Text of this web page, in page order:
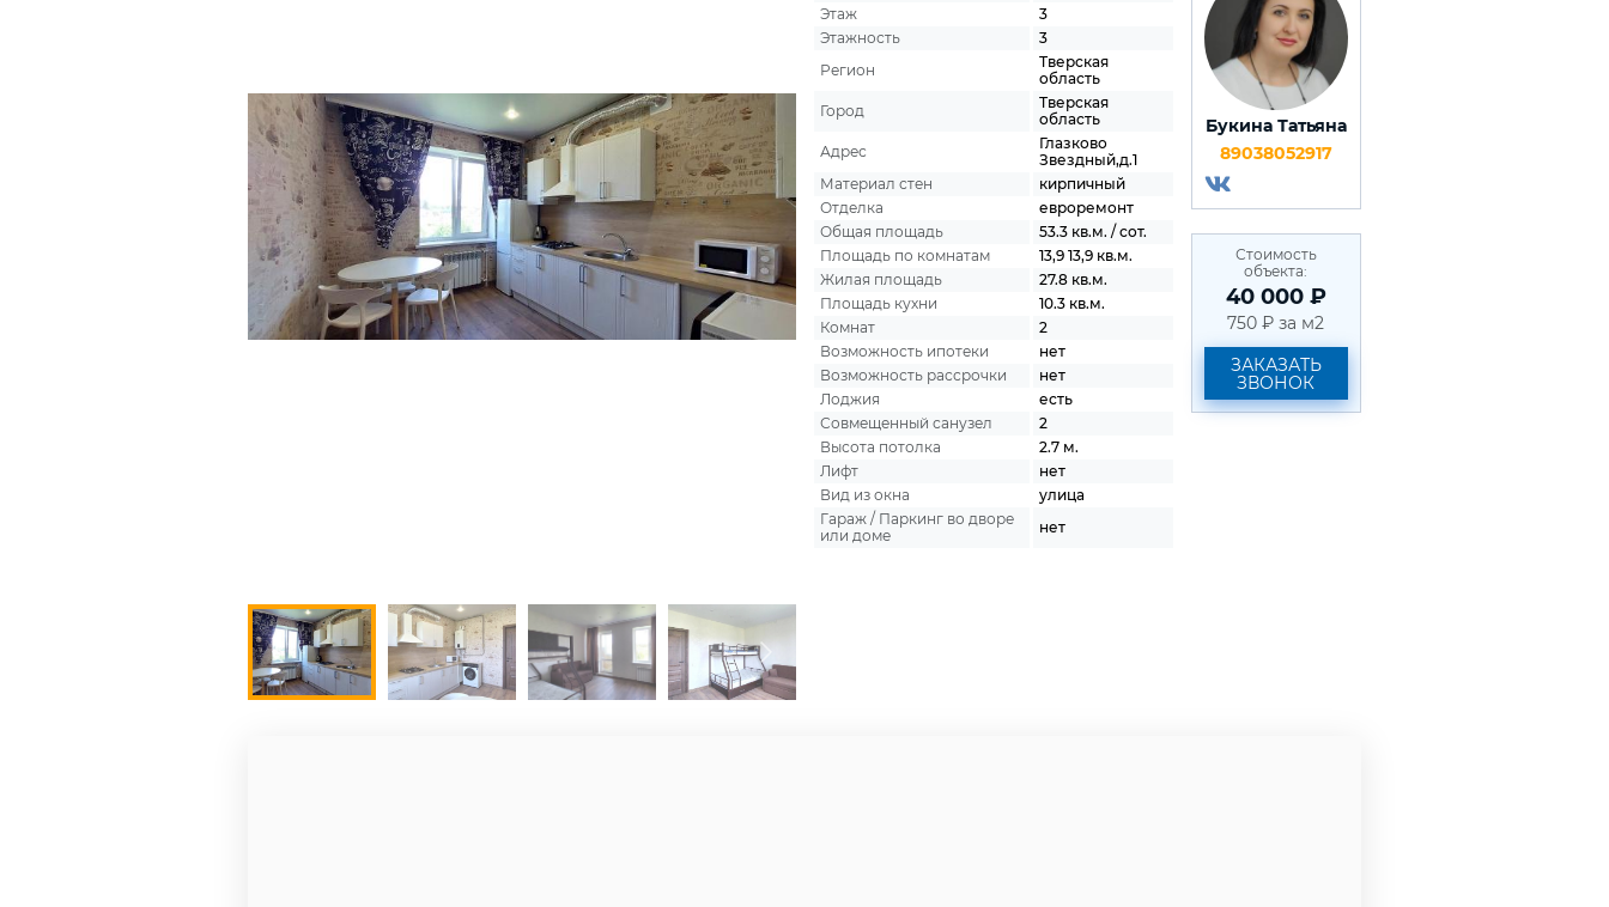
Этаж
3
Этажность
3
Регион
Тверская
область
Город
Тверская
область
Адрес
Глазково
Звездный,д.1
Материал стен
кирпичный
Отделка
евроремонт
Общая площадь
53.3 кв.м. / сот.
Площадь по комнатам
13,9 13,9 кв.м.
Жилая площадь
27.8 кв.м.
Площадь кухни
10.3 кв.м.
Комнат
2
Возможность ипотеки
нет
Возможность рассрочки
нет
Лоджия
есть
Совмещенный санузел
2
Высота потолка
2.7 м.
Лифт
нет
Вид из окна
улица
Гараж / Паркинг во дворе
или доме
нет
Букина Татьяна
89038052917
Стоимость
объекта:
40 000 ₽
750 ₽ за м2
ЗАКАЗАТЬ
ЗВОНОК